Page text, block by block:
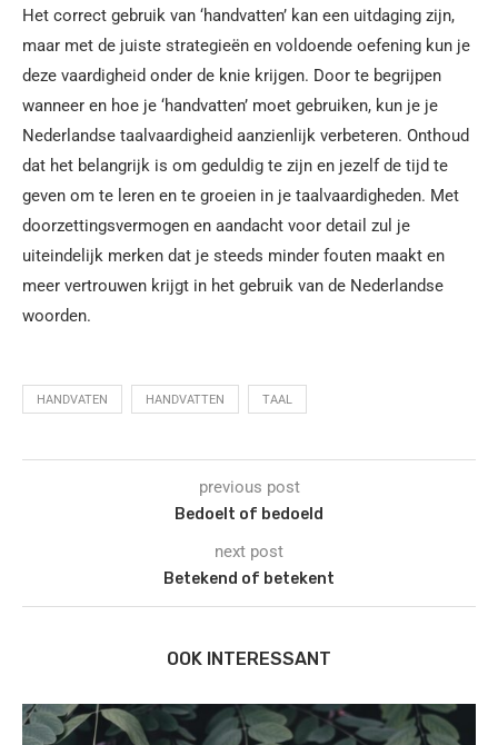
Het correct gebruik van ‘handvatten’ kan een uitdaging zijn,
maar met de juiste strategieën en voldoende oefening kun je
deze vaardigheid onder de knie krijgen. Door te begrijpen
wanneer en hoe je ‘handvatten’ moet gebruiken, kun je je
Nederlandse taalvaardigheid aanzienlijk verbeteren. Onthoud
dat het belangrijk is om geduldig te zijn en jezelf de tijd te
geven om te leren en te groeien in je taalvaardigheden. Met
doorzettingsvermogen en aandacht voor detail zul je
uiteindelijk merken dat je steeds minder fouten maakt en
meer vertrouwen krijgt in het gebruik van de Nederlandse
woorden.
HANDVATEN HANDVATTEN TAAL
previous post
Bedoelt of bedoeld
next post
Betekend of betekent
OOK INTERESSANT